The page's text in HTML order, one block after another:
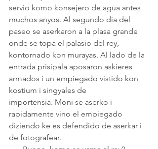
servio komo konsejero de agua antes
muchos anyos. Al segundo dia del
paseo se aserkaron a la plasa grande
onde se topa el palasio del rey,
kontornado kon murayas. Al lado de la
entrada prisipala aposaron askieres
armados i un empiegado vistido kon
kostium i singyales de
importensia. Moni se aserko i
rapidamente vino el empiegado
diziendo ke es defendido de aserkar i
de fotografear.